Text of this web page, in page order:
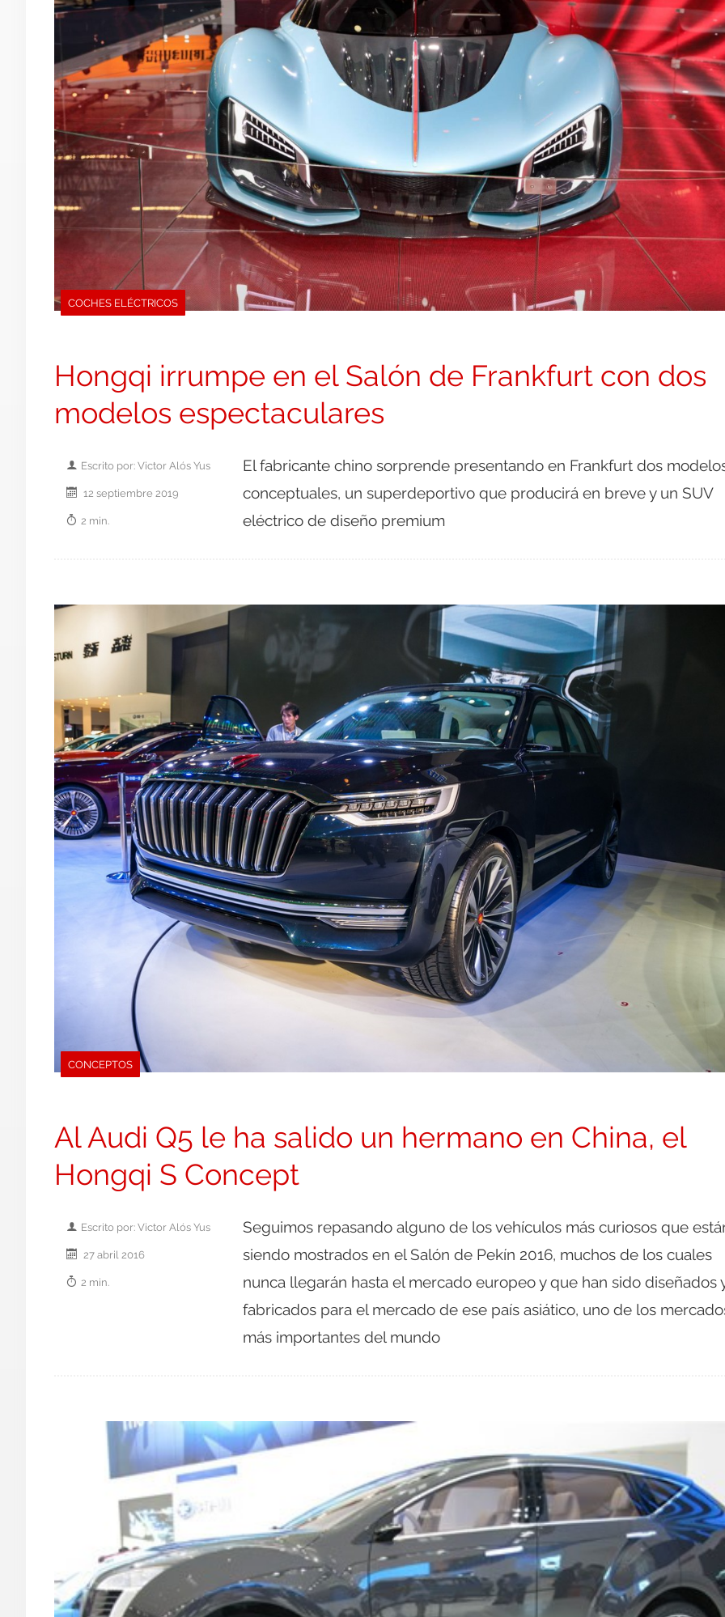
COCHES ELÉCTRICOS
Hongqi irrumpe en el Salón de Frankfurt con dos
modelos espectaculares
Escrito por: Victor Alós Yus
12 septiembre 2019
2 min.
El fabricante chino sorprende presentando en Frankfurt dos
conceptuales, un superdeportivo que producirá en breve y un SUV
eléctrico de diseño premium
CONCEPTOS
Al Audi Q5 le ha salido un hermano en China, el
Hongqi S Concept
Escrito por: Victor Alós Yus
27 abril 2016
2 min.
Seguimos repasando alguno de los vehículos más curiosos que
siendo mostrados en el Salón de Pekín 2016, muchos de los cuales
nunca llegarán hasta el mercado europeo y que han sido diseñados
fabricados para el mercado de ese país asiático, uno de los
más importantes del mundo